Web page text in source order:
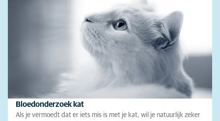
Bloedonderzoek kat
Als je vermoedt dat er iets mis is met je kat, wil je natuurlijk zeker